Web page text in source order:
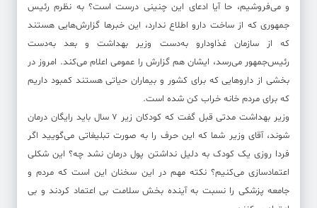
و می‌فروشیم، حا آیا ادعای این چنینی درست است؟ به نظرم رئیس‌
جمهوری که از ساخت دارو اطلاع ندارد، این خبرها گزارش‌هایی هستند
که از سازمان غذاودارو به‌دست وزیر بهداشت و بعد به‌دست
رئیس‌جمهور می‌رسد، ایشان هم گزارش را عمومی اعلام می‌کند. امروز در
بخشی از داروهایی که برای کشور و بیماران حیاتی هستند کمبود داریم
که برای مردم خانه خراب کن شده است.
وزیر بهداشت مدتی قبل گفت که کودکان زیر ۷ سال باید رایگان درمان
شوند، آقای وزیر شما که این حرف را به صورت تبلیغاتی می‌گویید اگر
فردا روزی یک کودک به دلیل نداشتن پول درمان نشد چه؟ این‌ شکلی
اعتمادسازی می‌کنیم؟ نکته مهم در این سخنان این است که مردم و
جامعه پزشکی را نسبت به آینده بخش سلامت بی اعتماد کردند و بی